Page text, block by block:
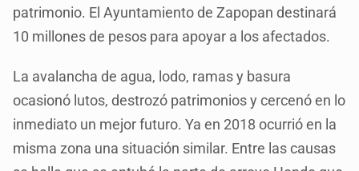
patrimonio. El Ayuntamiento de Zapopan destinará
10 millones de pesos para apoyar a los afectados.
La avalancha de agua, lodo, ramas y basura
ocasionó lutos, destrozó patrimonios y cercenó en lo
inmediato un mejor futuro. Ya en 2018 ocurrió en la
misma zona una situación similar. Entre las causas